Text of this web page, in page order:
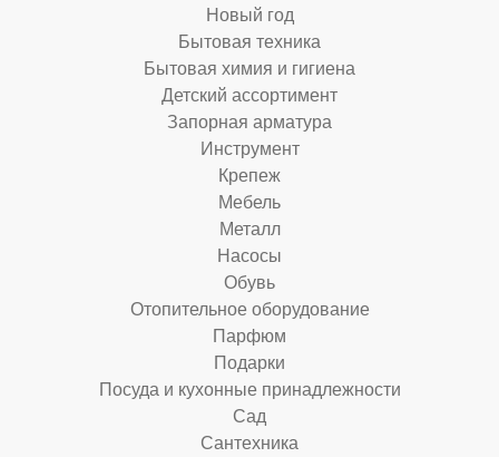
Новый год
Бытовая техника
Бытовая химия и гигиена
Детский ассортимент
Запорная арматура
Инструмент
Крепеж
Мебель
Металл
Насосы
Обувь
Отопительное оборудование
Парфюм
Подарки
Посуда и кухонные принадлежности
Сад
Сантехника